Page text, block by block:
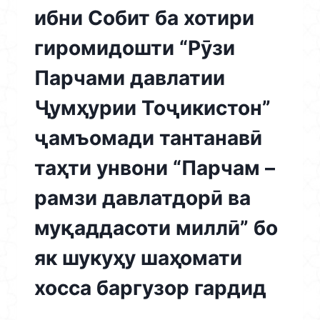
ибни Собит ба хотири
гиромидошти “Рӯзи
Парчами давлатии
Ҷумҳурии Тоҷикистон”
ҷамъомади тантанавӣ
таҳти унвони “Парчам –
рамзи давлатдорӣ ва
муқаддасоти миллӣ” бо
як шукуҳу шаҳомати
хосса баргузор гардид